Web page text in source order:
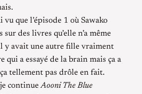
vu que l’épisode 1 où Sawako
des livres qu’elle n’a même
y avait une autre fille vraiment
qui a essayé de la brain mais ça a
tellement pas drôle en fait.
continueAooni The Blue